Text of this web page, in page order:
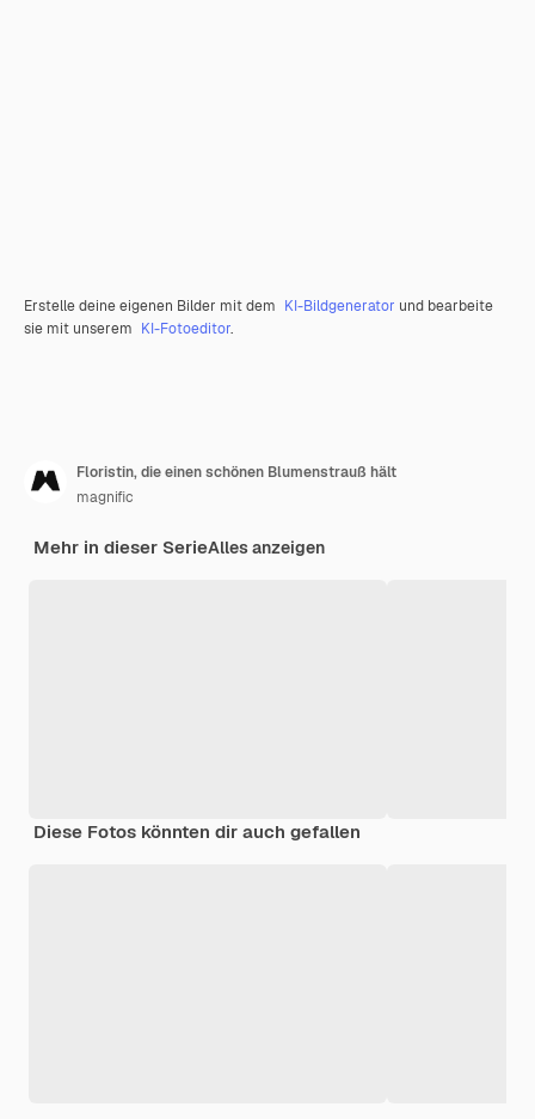
Erstelle deine eigenen Bilder mit dem KI-Bildgenerator und bearbeite
sie mit unserem KI-Fotoeditor.
Floristin, die einen schönen Blumenstrauß hält
magnific
Mehr in dieser SerieAlles anzeigen
Diese Fotos könnten dir auch gefallen